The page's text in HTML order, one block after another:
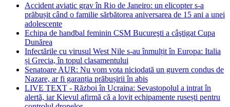
Accident aviatic grav în Rio de Janeiro: un elicopter s-a
prăbușit când o familie sărbătorea aniversarea de 15 ani a unei
adolescente
Echipa de handbal feminin CSM Bucureşti a câştigat Cupa
Dunărea
Infectările cu virusul West Nile s-au înmulțit în Europa: Italia
și Grecia, în topul clasamentului
Senatoare AUR: Nu vom vota niciodată un guvern condus de
Nazare, ar fi garanția prăbușirii în abis
LIVE TEXT - Război în Ucraina: Sevastopolul a intrat în
alertă, iar Kievul afirmă că a lovit echipamente rusești pentru